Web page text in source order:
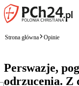
Strona główna Opinie
Perswazje,
odrzucenia. Z